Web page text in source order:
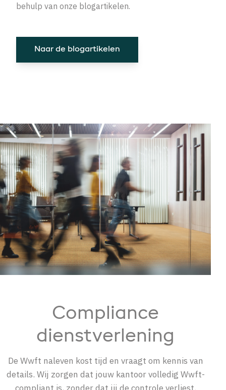
behulp van onze blogartikelen.
Naar de blogartikelen
Compliance
dienstverlening
De Wwft naleven kost tijd en vraagt om kennis van
details. Wij zorgen dat jouw kantoor volledig Wwft-